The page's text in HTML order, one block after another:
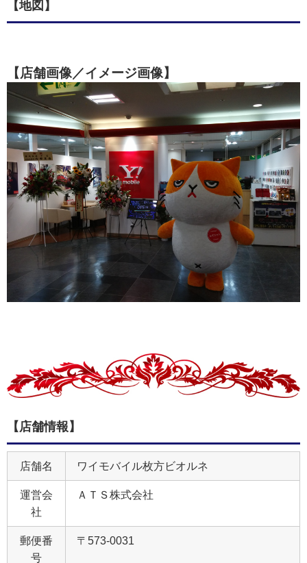
【地図】
【店舗画像／イメージ画像】
【店舗情報】
店舗名 ワイモバイル枚方ビオルネ
運営会
社
ＡＴＳ株式会社
郵便番
号
〒573-0031